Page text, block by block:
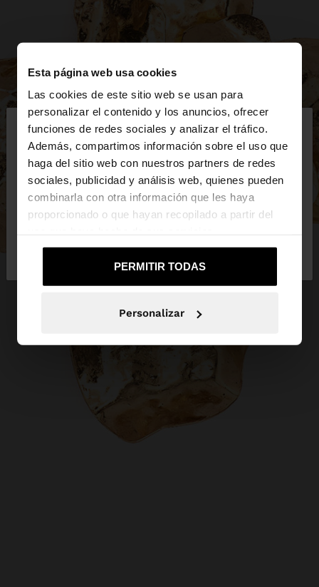
Esta página web usa cookies
Las cookies de este sitio web se usan para
personalizar el contenido y los anuncios, ofrecer
funciones de redes sociales y analizar el tráfico.
Además, compartimos información sobre el uso que
haga del sitio web con nuestros partners de redes
sociales, publicidad y análisis web, quienes pueden
combinarla con otra información que les haya
proporcionado o que hayan recopilado a partir del
PERMITIR TODAS
Personalizar
hola
Estás accediendo a la web de Mexico. ¿Quieres ir a
la web de United States?